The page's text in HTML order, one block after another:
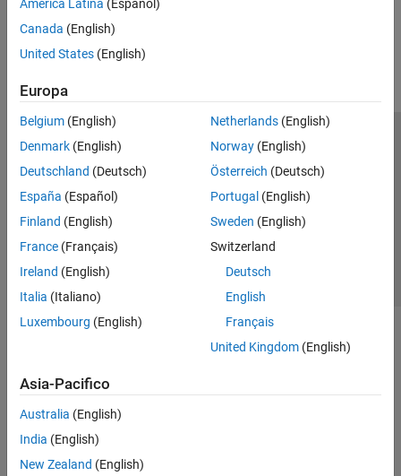
América Latina (Español)
Canada (English)
United States (English)
Europa
Belgium (English)
Denmark (English)
Deutschland (Deutsch)
España (Español)
Finland (English)
France (Français)
Ireland (English)
Italia (Italiano)
Luxembourg (English)
Netherlands(English)
Norway(English)
Österreich (Deutsch)
Portugal (English)
Sweden (English)
Switzerland
Deutsch
English
Français
United Kingdom(English)
Asia-Pacifico
Australia (English)
India (English)
New Zealand (English)
Centro di fiducia
Informativa sulla privacy
Antipirateria
Stato dell'applicazione
Contatti
© 1994-2026 The MathWorks, Inc.